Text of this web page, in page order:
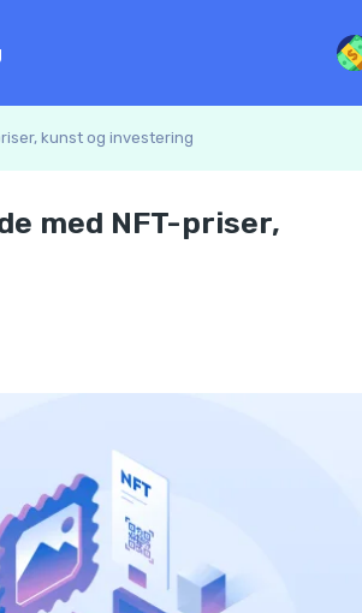
kunst og investering
med NFT-priser,